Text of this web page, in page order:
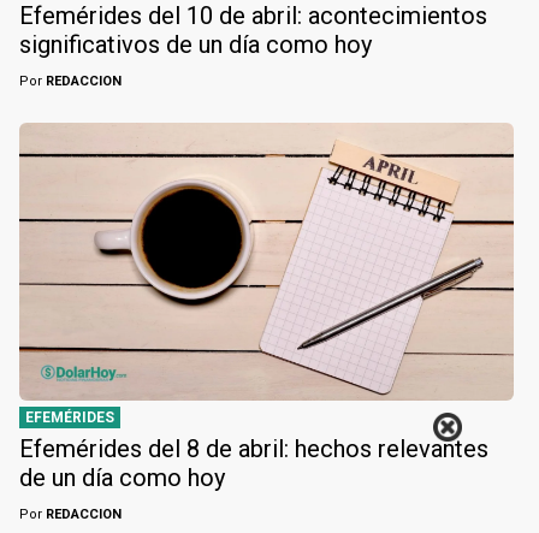
Efemérides del 10 de abril: acontecimientos
significativos de un día como hoy
Por REDACCION
EFEMÉRIDES
Efemérides del 8 de abril: hechos relevantes
de un día como hoy
Por REDACCION